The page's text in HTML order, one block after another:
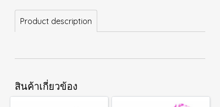
Product description
สินค้าเกี่ยวข้อง